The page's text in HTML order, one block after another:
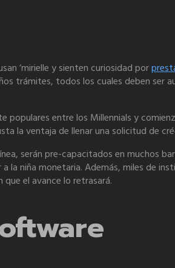
‘mirielle y sienten curiosidad por
trámites, todos los cuales deben ser
entre los Millennials y
la ventaja de llenar una solicitud de
serán pre-capacitados en muchos
niña monetaria. Además, miles de
el avance lo retrasará.